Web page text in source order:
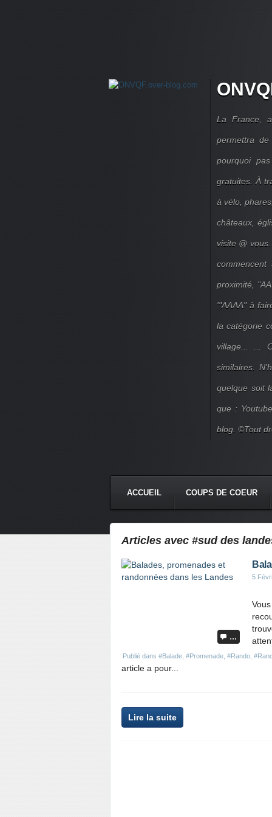
La France,
permettra
pourquoi
gratuites. À
à vélo,
châteaux,
visite @
proximité,
'"AAAA" à
la catégorie
village... ...
similaires.
quelque soit
que :
blog. ©Tout
ACCUEIL COUPS DE COEUR
Articles avec #sud des
…
5
Publié dans #Balade #Promenade #Rando
article a pour...
Lire la suite
a